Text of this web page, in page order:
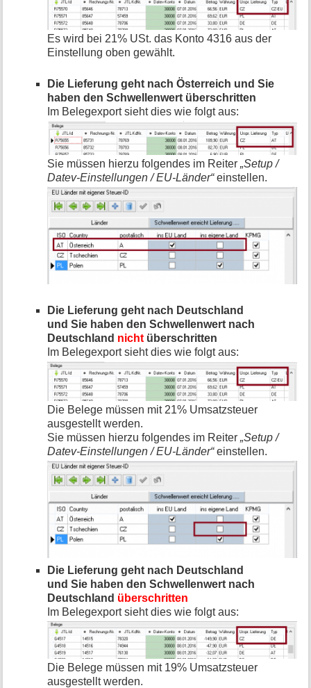
Es wird bei 21% USt. das Konto 4316 aus der
Einstellung oben gewählt.
Die Lieferung geht nach Österreich und Sie
haben den Schwellenwert überschritten
Im Belegexport sieht dies wie folgt aus:
Sie müssen hierzu folgendes im Reiter„Setup /
Datev-Einstellungen / EU-Länder“einstellen.
Die Lieferung geht nach Deutschland
und Sie haben den Schwellenwert nach
Deutschland nicht überschritten
Im Belegexport sieht dies wie folgt aus:
Die Belege müssen mit 21% Umsatzsteuer
ausgestellt werden.
Sie müssen hierzu folgendes im Reiter„Setup /
Datev-Einstellungen / EU-Länder“einstellen.
Die Lieferung geht nach Deutschland
und Sie haben den Schwellenwert nach
Deutschland überschritten
Im Belegexport sieht dies wie folgt aus:
Die Belege müssen mit 19% Umsatzsteuer
ausgestellt werden.